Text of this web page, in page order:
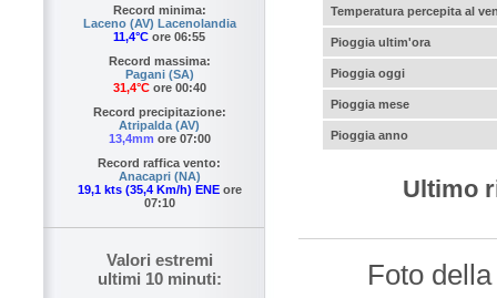
Record minima:
Laceno (AV) Lacenolandia
11,4°C ore 06:55
Record massima:
Pagani (SA)
31,4°Core 00:40
Record precipitazione:
Atripalda (AV)
13,4mm ore 07:00
Record raffica vento:
Anacapri (NA)
19,1 kts (35,4 Km/h) ENEore
07:10
Valori estremi
ultimi 10 minuti:
Temperatura percepita al
Pioggia ultim'ora
Pioggia oggi
Pioggia mese
Pioggia anno
Ultimo
Foto